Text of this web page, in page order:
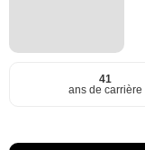
41
ans de carrière